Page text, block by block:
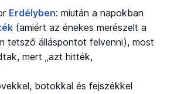
Erdélyben: miután a napokban
(amiért az énekes merészelt a
tetsző álláspontot felvenni), most
mert „azt hitték,
botokkal és fejszékkel